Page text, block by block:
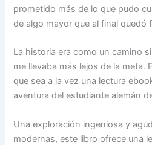
prometido más de lo que pudo
de algo mayor que al final quedó
La historia era como un camino
me llevaba más lejos de la meta.
que sea a la vez una lectura
aventura del estudiante alemán
Una exploración ingeniosa y
modernas, este libro ofrece una